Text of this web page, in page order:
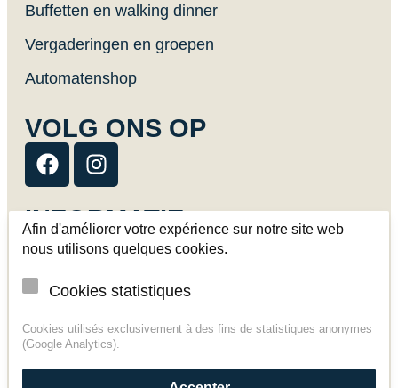
Buffetten en walking dinner
Vergaderingen en groepen
Automatenshop
VOLG ONS OP
INFORMATIE
Afhaling en levering
Contact
Wettelijke mededelingen
Afin d'améliorer votre expérience sur notre site web
nous utilisons quelques cookies.
Cookies statistiques
Cookies utilisés exclusivement à des fins de statistiques anonymes
(Google Analytics).